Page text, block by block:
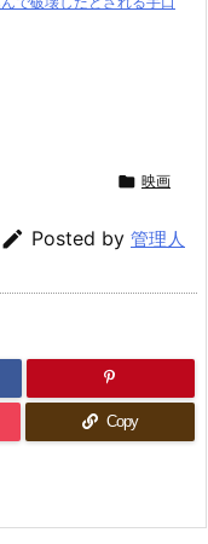
 映画
 Posted by 管理人
Copy